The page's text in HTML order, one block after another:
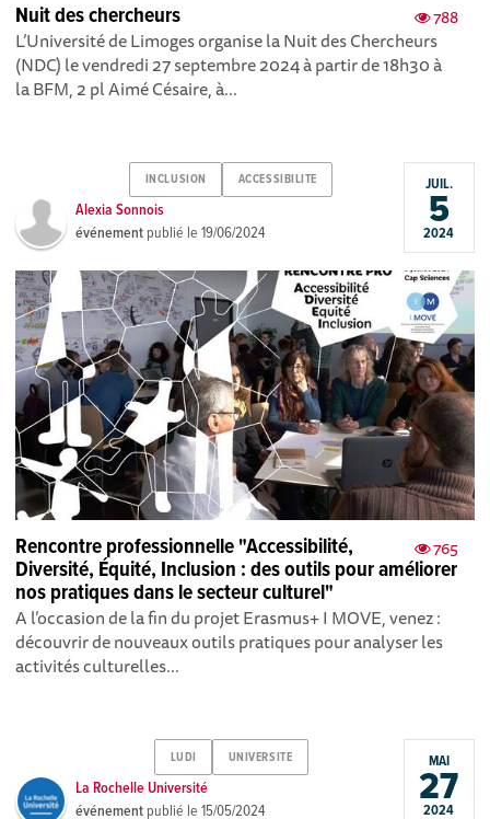
788
Nuit des chercheurs
L’Université de Limoges organise la Nuit des Chercheurs
(NDC) le vendredi 27 septembre 2024 à partir de 18h30 à
la BFM, 2 pl Aimé Césaire, à...
INCLUSION ACCESSIBILITE
Alexia Sonnois
événement publié le19/06/2024
JUIL.
5
2024
765
Rencontre professionnelle "Accessibilité,
Diversité, Équité, Inclusion : des outils pour améliorer
nos pratiques dans le secteur culturel"
A l’occ asion de la fin du projet Erasmus+ I MOVE, venez :
découvrir de nouveaux outils pratiques pour analyser les
activités culturelles...
LUDI UNIVERSITE
La Rochelle Université
événement publié le15/05/2024
MAI
27
2024